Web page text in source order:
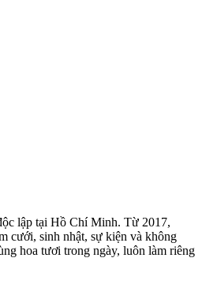
lập tại Hồ Chí Minh. Từ 2017,
cưới, sinh nhật, sự kiện và không
hoa tươi trong ngày, luôn làm riêng